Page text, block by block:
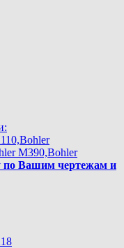
М390,Bohler
по Вашим чертежам и